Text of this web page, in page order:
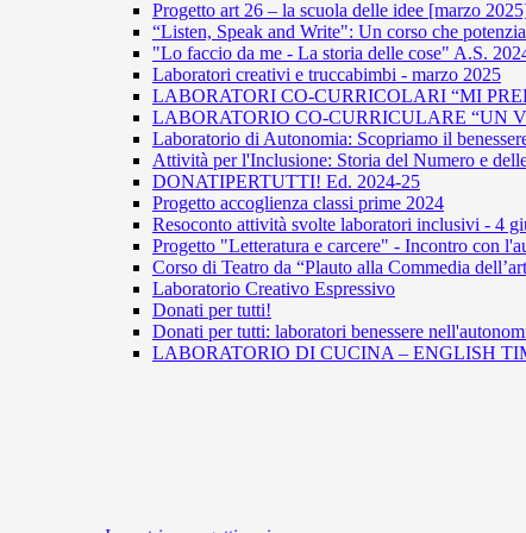
Progetto art 26 – la scuola delle idee [marzo
“Listen, Speak and Write": Un corso che
"Lo faccio da me - La storia delle cose" A.S.
Laboratori creativi e truccabimbi - marzo 2025
LABORATORI CO-CURRICOLARI “MI
LABORATORIO CO-CURRICULARE “UN
Laboratorio di Autonomia: Scopriamo il
Attività per l'Inclusione: Storia del Numero e
DONATIPERTUTTI! Ed. 2024-25
Progetto accoglienza classi prime 2024
Resoconto attività svolte laboratori inclusivi - 4
Progetto "Letteratura e carcere" - Incontro con
Corso di Teatro da “Plauto alla Commedia
Laboratorio Creativo Espressivo
Donati per tutti!
Donati per tutti: laboratori benessere
LABORATORIO DI CUCINA – ENGLISH